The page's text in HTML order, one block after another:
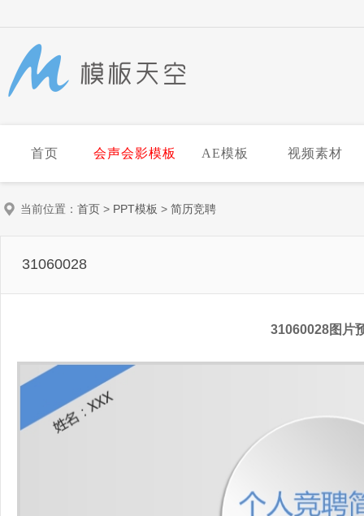
首页 会声会影模板 AE模板 视频素材
当前位置： 首页 > PPT模板 > 简历竞聘
31060028
31060028图片